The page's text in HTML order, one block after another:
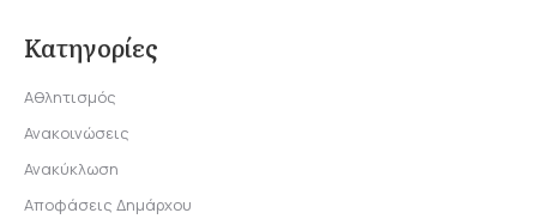
Κατηγορίες
Αθλητισμός
Ανακοινώσεις
Ανακύκλωση
Αποφάσεις Δημάρχου